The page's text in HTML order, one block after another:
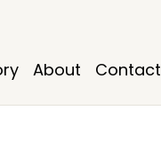
About Contact